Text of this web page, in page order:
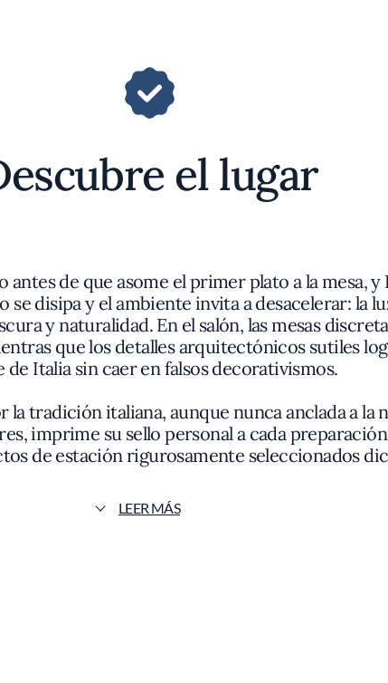
el lugar
de que asome el primer plato a la mesa,
se disipa y el ambiente invita a desacelerar: la
y naturalidad. En el salón, las mesas
que los detalles arquitectónicos sutiles
de Italia sin caer en falsos decorativismos.
tradición italiana, aunque nunca anclada a la
imprime su sello personal a cada
de estación rigurosamente seleccionados
texturas sedosas —cuyo mero aroma delata el
entre la untuosidad y el grano al dente
LEER MÁS